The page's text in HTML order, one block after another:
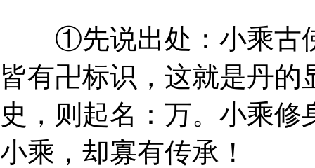
①先说出处：小乘古佛
皆有卍标识，这就是丹
史，则起名：万。小乘
小乘，却寡有传承！